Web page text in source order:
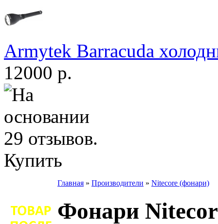
Armytek Barracuda
12000 р.
Купить
Главная » Производители » Nitecore (фонари)
Фонари